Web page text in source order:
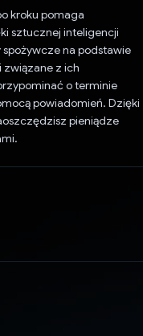
kroku pomaga
sztucznej inteligencji
na podstawie
związane z ich
o terminie
powiadomień. Dzięki
pieniądze